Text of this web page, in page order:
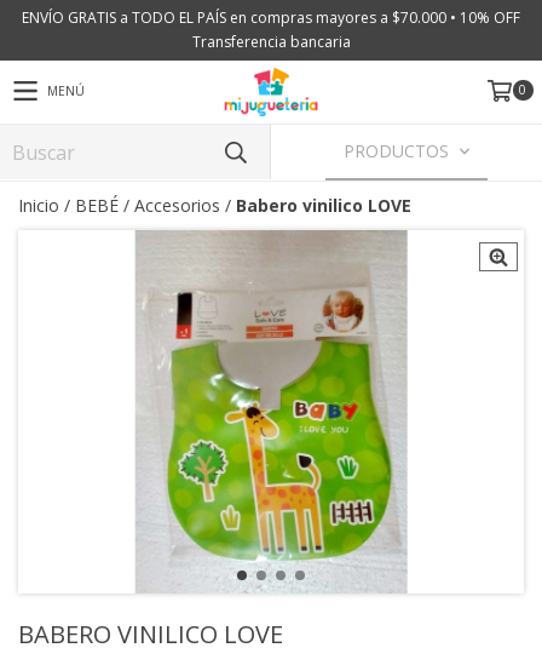
ENVÍO GRATIS a TODO EL PAÍS en compras mayores a $70.000 • 10% OFF
Transferencia bancaria
MENÚ 0
PRODUCTOS
Inicio / BEBÉ / Accesorios / Babero vinilico LOVE
BABERO VINILICO LOVE